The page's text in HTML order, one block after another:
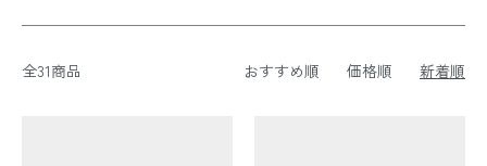
全31商品 おすすめ順 価格順 新着順